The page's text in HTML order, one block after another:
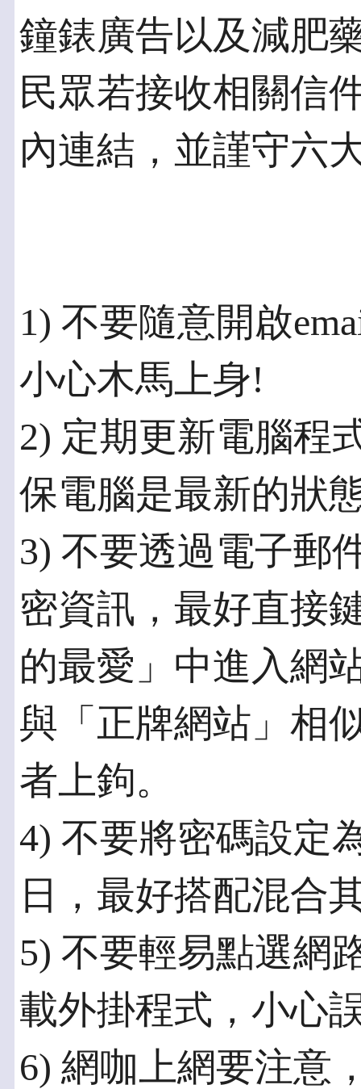
鐘錶廣告以及減肥
民眾若接收相關信
內連結，並謹守六
1) 不要隨意開啟
小心木馬上身!
2) 定期更新電腦程
保電腦是最新的狀
3) 不要透過電子郵
密資訊，最好直接
的最愛」中進入網
與「正牌網站」相
者上鉤。
4) 不要將密碼設定
日，最好搭配混合
5) 不要輕易點選網
載外掛程式，小心
6) 網咖上網要注意